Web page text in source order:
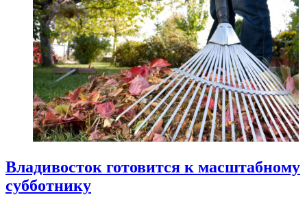
Владивосток готовится к масштабному
субботнику